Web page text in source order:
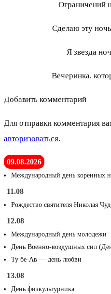
Ограничений
Сделаю эту
Я звезда
Вечеринка,
Добавить комментарий
Для отправки комментария
авторизоваться.
09.08.2026
Международный день коренных
11.08
Рождество святителя Николая
12.08
Международный день молодежи
День Военно-воздушных сил
Ту бе-Ав — день любви
13.08
День физкультурника